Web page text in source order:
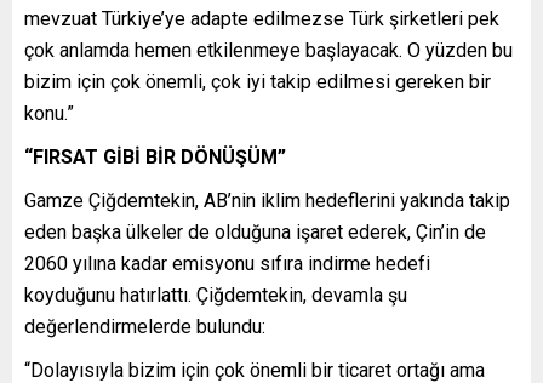
mevzuat Türkiye’ye adapte edilmezse Türk şirketleri pek
çok anlamda hemen etkilenmeye başlayacak. O yüzden bu
bizim için çok önemli, çok iyi takip edilmesi gereken bir
konu.”
“FIRSAT GİBİ BİR DÖNÜŞÜM”
Gamze Çiğdemtekin, AB’nin iklim hedeflerini yakında takip
eden başka ülkeler de olduğuna işaret ederek, Çin’in de
2060 yılına kadar emisyonu sıfıra indirme hedefi
koyduğunu hatırlattı. Çiğdemtekin, devamla şu
değerlendirmelerde bulundu:
“Dolayısıyla bizim için çok önemli bir ticaret ortağı ama